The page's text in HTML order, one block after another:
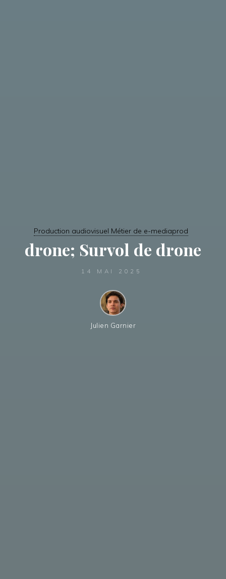
Production audiovisuel Métier de e-mediaprod
drone; Survol de drone
14 MAI 2025
Julien Garnier